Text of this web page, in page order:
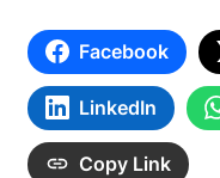
Facebook
LinkedIn
Copy Link